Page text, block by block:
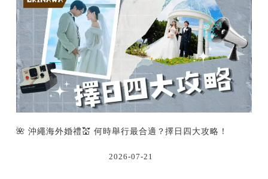
🌺 沖繩海外婚禮💒 何時舉行最合適？擇日四大攻略！
2026-07-21